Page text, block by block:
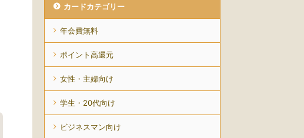
カードカテゴリー
年会費無料
ポイント高還元
女性・主婦向け
学生・20代向け
ビジネスマン向け